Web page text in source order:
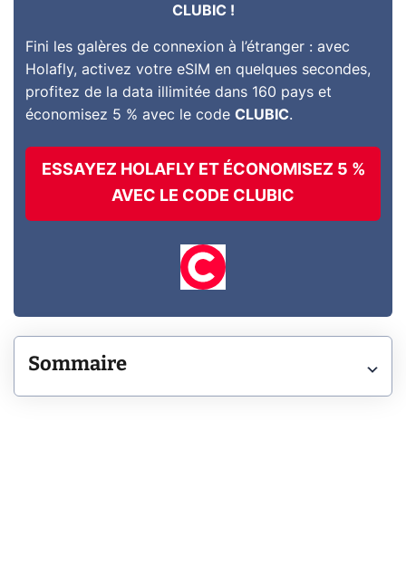
CLUBIC !
Fini les galères de connexion à l’étranger : avec
Holafly, activez votre eSIM en quelques secondes,
profitez de la data illimitée dans 160 pays et
économisez 5 % avec le codeCLUBIC.
ESSAYEZ HOLAFLY ET ÉCONOMISEZ 5 %
AVEC LE CODE CLUBIC
Sommaire